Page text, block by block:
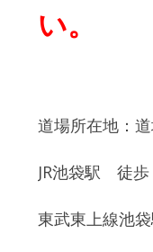
い。
道場所在地：
JR池袋駅 徒歩
東武東上線池